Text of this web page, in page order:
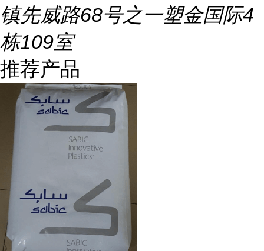
镇先威路68号之一塑金国际4
栋109室
推荐产品